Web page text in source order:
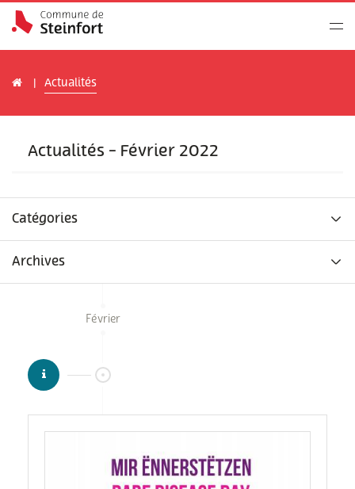
Actualités
Actualités - Février 2022
Catégories
Archives
Février